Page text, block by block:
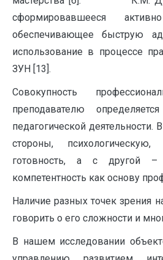
сформировавшееся
обеспечивающее быструю
использование в процессе
ЗУН [13].
Совокупность
преподавателю
педагогической
стороны,
готовность, а с другой –
компетентность как основу
Наличие разных точек зрения
говорить о его сложности и
В нашем исследовании